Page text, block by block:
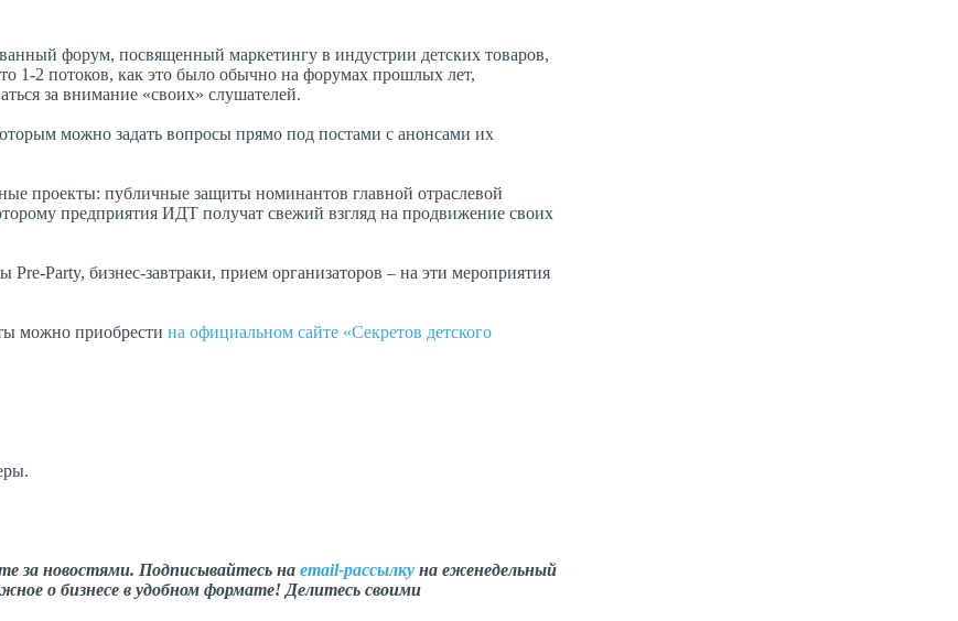
форум, посвященный маркетингу в индустрии детских товаров,
1-2 потоков, как это было обычно на форумах прошлых лет,
за внимание «своих» слушателей.
можно задать вопросы прямо под постами с анонсами их
проекты: публичные защиты номинантов главной отраслевой
предприятия ИДТ получат свежий взгляд на продвижение своих
Party, бизнес-завтраки, прием организаторов – на эти мероприятия
можно приобрести на официальном сайте «Секретов детского
за новостями. Подписывайтесь на email-рассылку на еженедельный
о бизнесе в удобном формате! Делитесь своими